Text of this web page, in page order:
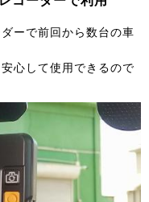
ーで前回から数台の車
心して使用できるので